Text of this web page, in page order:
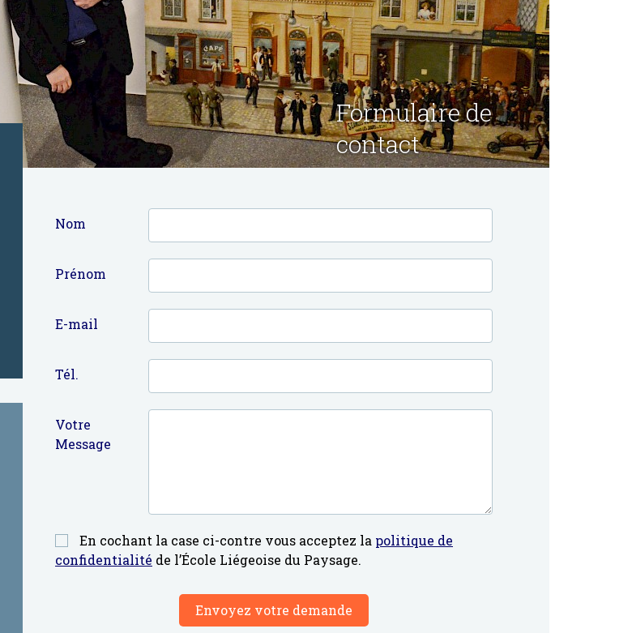
Formulaire de
contact
Nom
Prénom
E-mail
Tél.
Votre
Message
En cochant la case ci-contre vous acceptez la politique de
confidentialité de l’École Liégeoise du Paysage.
Envoyez votre demande